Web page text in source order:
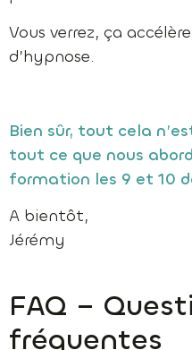
Vous verrez, ça
d’hypnose.
Bien sûr, tout cela
tout ce que nous
formation les 9 et 10
A bientôt,
Jérémy
FAQ –
fréquentes